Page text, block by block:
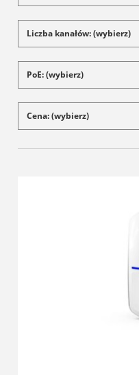
Liczba kanałów: (wybierz)
PoE: (wybierz)
Cena: (wybierz)